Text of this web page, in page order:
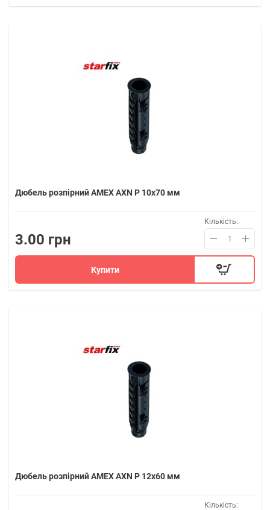
Дюбель розпірний AMEX AXN P 10x70 мм
3.00 грн
Кількість:
Купити
Дюбель розпірний AMEX AXN P 12x60 мм
Кількість: